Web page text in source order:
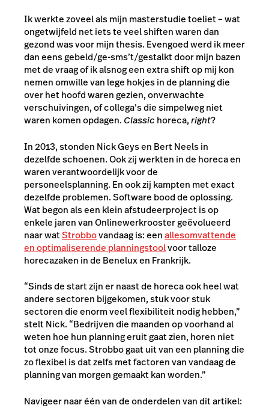
Ik werkte zoveel als mijn masterstudie toeliet – wat
ongetwijfeld net iets te veel shiften waren dan
gezond was voor mijn thesis. Evengoed werd ik meer
dan eens gebeld/ge-sms’t/gestalkt door mijn bazen
met de vraag of ik alsnog een extra shift op mij kon
nemen omwille van lege hokjes in de planning die
over het hoofd waren gezien, onverwachte
verschuivingen, of collega’s die simpelweg niet
waren komen opdagen. Classic horeca,right?
In 2013, stonden Nick Geys en Bert Neels in
dezelfde schoenen. Ook zij werkten in de horeca en
waren verantwoordelijk voor de
personeelsplanning. En ook zij kampten met exact
dezelfde problemen. Software bood de oplossing.
Wat begon als een klein afstudeerproject is op
enkele jaren van Onlinewerkrooster geëvolueerd
naar watStrobbovandaag is: eenallesomvattende
en optimaliserende planningstoolvoor talloze
horecazaken in de Benelux en Frankrijk.
“Sinds de start zijn er naast de horeca ook heel wat
andere sectoren bijgekomen, stuk voor stuk
sectoren die enorm veel flexibiliteit nodig hebben,”
stelt Nick. “Bedrijven die maanden op voorhand al
weten hoe hun planning eruit gaat zien, horen niet
tot onze focus. Strobbo gaat uit van een planning die
zo flexibel is dat zelfs met factoren van vandaag de
planning van morgen gemaakt kan worden.”
Navigeer naar één van de onderdelen van dit artikel: